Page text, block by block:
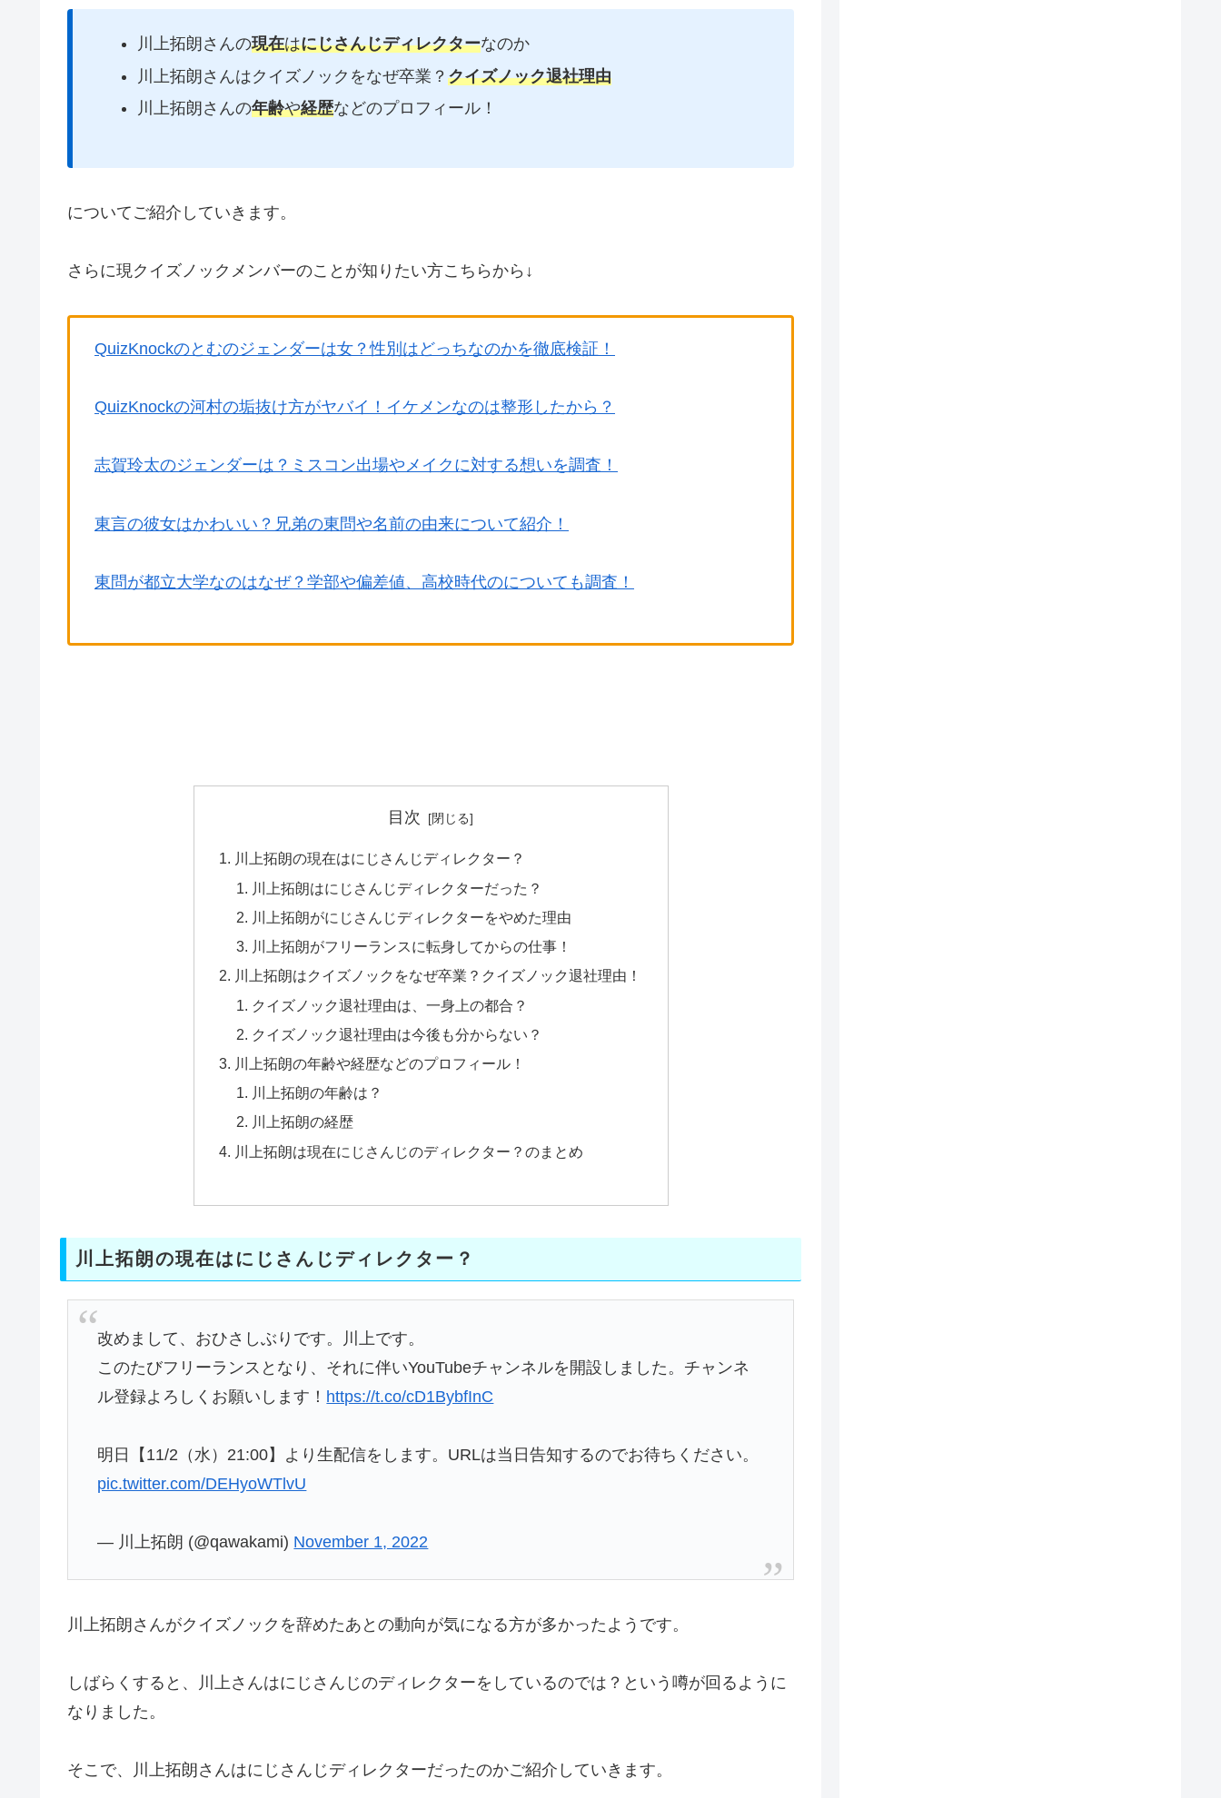
川上拓朗さんの現在はにじさんじディレクターなのか
川上拓朗さんはクイズノックをなぜ卒業？ クイズノック退社理由
川上拓朗さんの年齢や経歴などのプロフィール！
についてご紹介していきます。
さらに現クイズノックメンバーのことが知りたい方こちらから↓
QuizKnockのとむのジェンダーは女？性別はどっちなのかを徹底検証！
QuizKnockの河村の垢抜け方がヤバイ！イケメンなのは整形したから？
志賀玲太のジェンダーは？ミスコン出場やメイクに対する想いを調査！
東言の彼女はかわいい？兄弟の東問や名前の由来について紹介！
東問が都立大学なのはなぜ？学部や偏差値、高校時代のについても調査！
目次
川上拓朗の現在はにじさんじディレクター？
川上拓朗はにじさんじディレクターだった？
川上拓朗がにじさんじディレクターをやめた理由
川上拓朗がフリーランスに転身してからの仕事！
川上拓朗はクイズノックをなぜ卒業？クイズノック退社理由！
クイズノック退社理由は、一身上の都合？
クイズノック退社理由は今後も分からない？
川上拓朗の年齢や経歴などのプロフィール！
川上拓朗の年齢は？
川上拓朗の経歴
川上拓朗は現在にじさんじのディレクター？のまとめ
川上拓朗の現在はにじさんじディレクター？
改めまして、おひさしぶりです。川上です。
このたびフリーランスとなり、それに伴いYouTubeチャンネルを開設しました。チャンネ
ル登録よろしくお願いします！ https://t.co/cD1BybfInC
明日【11/2（水）21:00】より生配信をします。URLは当日告知するのでお待ちください。
pic.twitter.com/DEHyoWTlvU
— 川上拓朗 (@qawakami) November 1, 2022
川上拓朗さんがクイズノックを辞めたあとの動向が気になる方が多かったようです。
しばらくすると、川上さんはにじさんじのディレクターをしているのでは？という噂が回るように
なりました。
そこで、川上拓朗さんはにじさんじディレクターだったのかご紹介していきます。